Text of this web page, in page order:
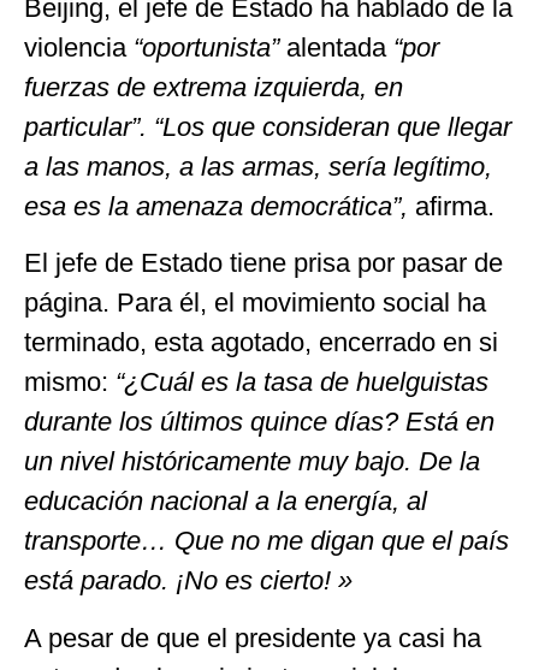
Beijing, el jefe de Estado ha hablado de la
violencia “oportunista” alentada “por
fuerzas de extrema izquierda, en
particular”. “Los que consideran que llegar
a las manos, a las armas, sería legítimo,
esa es la amenaza democrática”, afirma.
El jefe de Estado tiene prisa por pasar de
página. Para él, el movimiento social ha
terminado, esta agotado, encerrado en si
mismo: “¿Cuál es la tasa de huelguistas
durante los últimos quince días? Está en
un nivel históricamente muy bajo. De la
educación nacional a la energía, al
transporte… Que no me digan que el país
está parado. ¡No es cierto! »
A pesar de que el presidente ya casi ha